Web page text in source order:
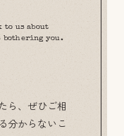
to us about
bothering you.
ら、ぜひご相
分からないこ